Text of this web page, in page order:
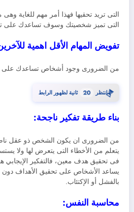
التى تريد تحقيها فهذا أمر مهم للغاية
التى تميز شخصيتك وسوف تساعدك على
تفويض المهام الأقل اهمية
من الضرورى وجود أشخاص تساعدك على
⏳انتظر 20 ثانية لظهور الرابط
بناء طريقة تفكير ناجحة:
من الضرورى ان يكون الشخص ذو عقل
يتعلم من الأخطاء التى يتعرض لها ولا
فى تحقيق هدف معين، فالتفكير الإيجابي
يساعد الأشخاص على تحقيق الأهداف دون
بالفشل أو الإكتئاب.
محاسبة النفس: